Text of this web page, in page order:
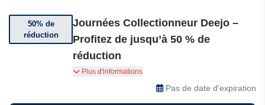
50% de
réduction
Journées Collectionneur Deejo –
Profitez de jusqu’à 50 % de
réduction
Journées Collectionneur Deejo – Profitez de
jusqu’à 50 % de réduction sur des modèles
rares et des éditions exclusives.
Plus d'informations
Pas de date d'expiration